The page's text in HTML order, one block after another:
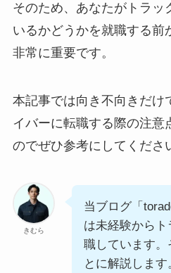
そのため、あなたがトラッ
いるかどうかを就職する前
非常に重要です。
本記事では向き不向きだけ
イバーに転職する際の注意
のでぜひ参考にしてくださ
きむら
当ブログ「
は未経験から
職しています。
とに解説します